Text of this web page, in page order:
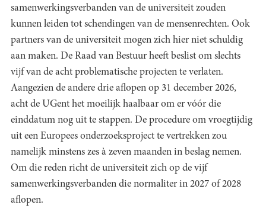
samenwerkingsverbanden van de universiteit zouden
kunnen leiden tot schendingen van de mensenrechten. Ook
partners van de universiteit mogen zich hier niet schuldig
aan maken. De Raad van Bestuur heeft beslist om slechts
vijf van de acht problematische projecten te verlaten.
Aangezien de andere drie aflopen op 31 december 2026,
acht de UGent het moeilijk haalbaar om er vóór die
einddatum nog uit te stappen. De procedure om vroegtijdig
uit een Europees onderzoeksproject te vertrekken zou
namelijk minstens zes à zeven maanden in beslag nemen.
Om die reden richt de universiteit zich op de vijf
samenwerkingsverbanden die normaliter in 2027 of 2028
aflopen.